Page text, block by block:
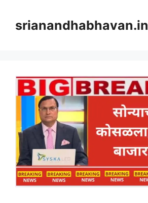
contentsrianandhabhavan.in